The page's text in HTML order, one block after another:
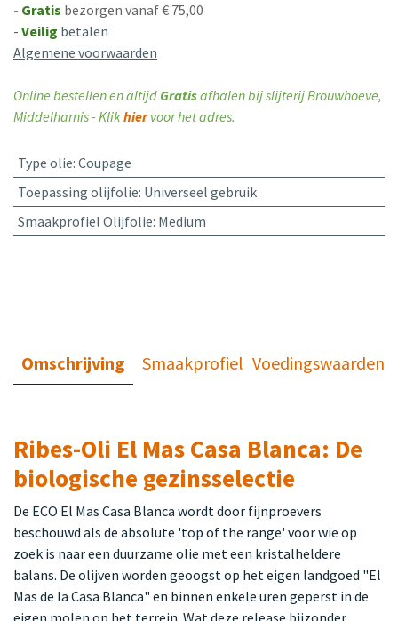
- Gratis bezorgen vanaf € 75,00
- Veilig betalen
Algemene voorwaarden
Online bestellen en altijd Gratisafhalen bij slijterij Brouwhoeve,
Middelharnis - Klikhiervoor het adres.
Type olie: Coupage
Toepassing olijfolie: Universeel gebruik
Smaakprofiel Olijfolie: Medium
Omschrijving Smaakprofiel Voedingswaarden
Ribes-Oli El Mas Casa Blanca: De
biologische gezinsselectie
De ECO El Mas Casa Blanca wordt door fijnproevers
beschouwd als de absolute 'top of the range' voor wie op
zoek is naar een duurzame olie met een kristalheldere
balans. De olijven worden geoogst op het eigen landgoed "El
Mas de la Casa Blanca" en binnen enkele uren geperst in de